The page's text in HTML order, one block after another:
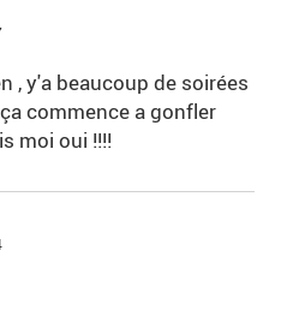
, y'a beaucoup de soirées
commence a gonfler
moi oui !!!!